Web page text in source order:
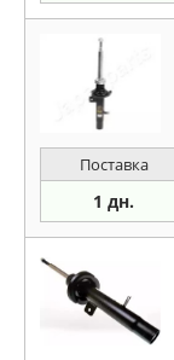
Поставка
1 дн.